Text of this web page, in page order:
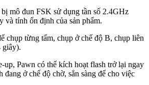
mô đun FSK sử dụng tần số 2.4GHz
và tính ổn định của sản phẩm.
chụp từng tấm, chụp ở chế độ B, chụp liên
giây).
up, Pawn có thể kích hoạt flash trở lại ngay
đang ở chế độ chờ, sẳn sàng để cho việc